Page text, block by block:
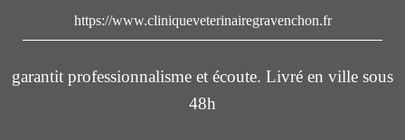
https://www.cliniqueveterinairegravenchon.fr
garantit professionnalisme et écoute. Livré en ville sous
48h